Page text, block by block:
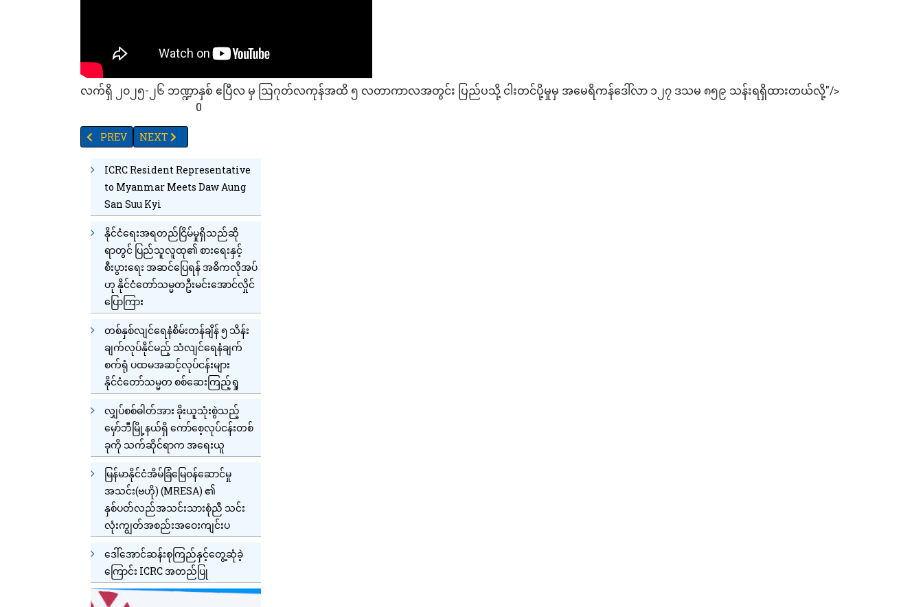
လက်ရှိ ၂၀၂၅-၂၆ ဘဏ္ဍာနှစ် ဧပြီလ မှ ဩဂုတ်လကုန်အထိ ၅ လတာကာလအတွင်း ပြည်ပသို့ ငါးတင်ပို့မှုမှ အမေရိကန်ဒေါ်လာ ၁၂၇ ဒသမ ၈၅၉ သန်းရရှိထားတယ်လို့"/>
0
PREVIOUS ARTICLE: TV YANGON TIMES ရဲ့ နေ့စဉ်သတင်းအစီအစဉ်(တိုက်ရိုက်)
PREV NEXT ARTICLE: မြိတ်တွင် (၂၀) မဂ္ဂါဝပ်ထုတ်လုပ်မည့် ဆိုလာစီမံကိန်းတည်ဆောက်မည်
NEXT
ICRC Resident Representative
to Myanmar Meets Daw Aung
San Suu Kyi
နိုင်ငံရေးအရတည်ငြိမ်မှုရှိသည်ဆို
ရာတွင် ပြည်သူလူထု၏ စားရေးနှင့်
စီးပွားရေး အဆင်ပြေရန် အဓိကလိုအပ်
ဟု နိုင်ငံတော်သမ္မတဦးမင်းအောင်လှိုင်
ပြောကြား
တစ်နှစ်လျင်ရေနံစိမ်းတန်ချိန် ၅ သိန်း
ချက်လုပ်နိုင်မည့် သံလျင်ရေနံချက်
စက်ရုံ ပထမအဆင့်လုပ်ငန်းများ
နိုင်ငံတော်သမ္မတ စစ်ဆေးကြည့်ရှု
လျှပ်စစ်ဓါတ်အား ခိုးယူသုံးစွဲသည့်
မှော်ဘီမြို့နယ်ရှိ ကော်စေ့လုပ်ငန်းတစ်
ခုကို သက်ဆိုင်ရာက အရေးယူ
မြန်မာနိုင်ငံအိမ်ခြံမြေဝန်ဆောင်မှု
အသင်း(ဗဟို) (MRESA) ၏
နှစ်ပတ်လည်အသင်းသားစုံညီ သင်း
လုံးကျွတ်အစည်းအဝေးကျင်းပ
ဒေါ်အောင်ဆန်းစုကြည်နှင့်တွေ့ဆုံခဲ့
ကြောင်း ICRC အတည်ပြု